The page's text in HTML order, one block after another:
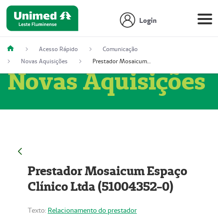
Login
Acesso Rápido
Comunicação
Novas Aquisições
Prestador Mosaicum Espaço Clínico Ltda (51004352-0)
Novas Aquisições
Prestador Mosaicum Espaço
Clínico Ltda (51004352-0)
Texto: Relacionamento do prestador